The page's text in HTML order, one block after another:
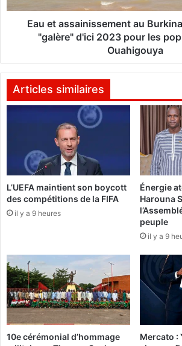
b
p
c
a
n
i
t
r
a
d
t
i
a
s
s
m
B
u
r
k
F
a
s
o
F
Eau et assainissement au
"galère" d'ici 2023 pour les
Ouahigouya
Articles similaires
L’UEFA maintient son boycott
des compétitions de la FIFA
il y a 9 heures
Énergie
Harouna
peuple
il y a 9
10e cérémonial d’hommage
Mercato :